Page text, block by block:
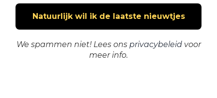
We spammen niet! Lees ons privacybeleidvoor
meer info.